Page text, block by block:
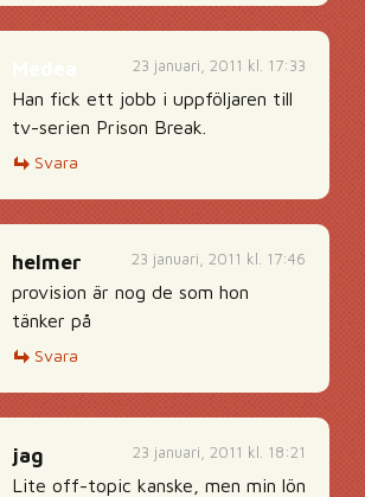
23 januari, 2011 kl. 17:33
Han fick ett jobb i uppföljaren till
tv-serien Prison Break.
Svara
23 januari, 2011 kl. 17:46
helmer
provision är nog de som hon
tänker på
Svara
23 januari, 2011 kl. 18:21
jag
Lite off-topic kanske, men min lön